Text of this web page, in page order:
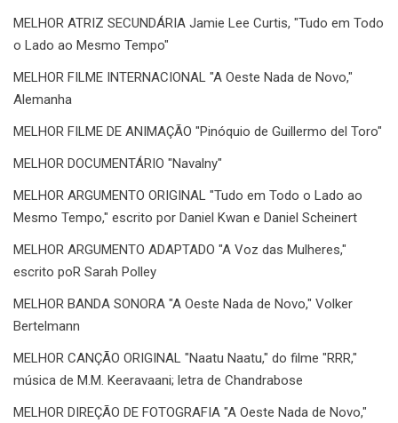
MELHOR ATRIZ SECUNDÁRIA Jamie Lee Curtis, "Tudo em Todo
o Lado ao Mesmo Tempo"
MELHOR FILME INTERNACIONAL "A Oeste Nada de Novo,"
Alemanha
MELHOR FILME DE ANIMAÇÃO "Pinóquio de Guillermo del Toro"
MELHOR DOCUMENTÁRIO "Navalny"
MELHOR ARGUMENTO ORIGINAL "Tudo em Todo o Lado ao
Mesmo Tempo," escrito por Daniel Kwan e Daniel Scheinert
MELHOR ARGUMENTO ADAPTADO "A Voz das Mulheres,"
escrito poR Sarah Polley
MELHOR BANDA SONORA "A Oeste Nada de Novo," Volker
Bertelmann
MELHOR CANÇÃO ORIGINAL "Naatu Naatu," do filme "RRR,"
música de M.M. Keeravaani; letra de Chandrabose
MELHOR DIREÇÃO DE FOTOGRAFIA "A Oeste Nada de Novo,"